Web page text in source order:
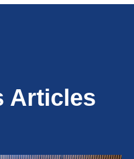
Articles